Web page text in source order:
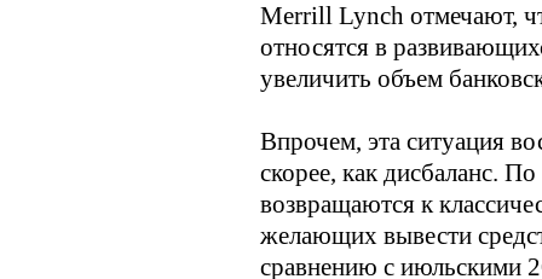
Merrill Lynch отмечают,
относятся в
увеличить объем
Впрочем, эта ситуация
скорее, как дисбаланс.
возвращаются к
желающих вывести
сравнению с июльскими